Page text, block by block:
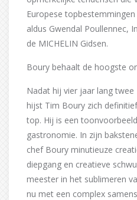
Europese
aldus Gwendal Poullennec,
de MICHELIN Gidsen.
Boury behaalt de hoogste
Nadat hij vier jaar lang twee
hijst Tim Boury zich
top. Hij is een
gastronomie. In zijn
chef Boury minutieuze
diepgang en creatieve
meester in het sublimeren
nu met een complex